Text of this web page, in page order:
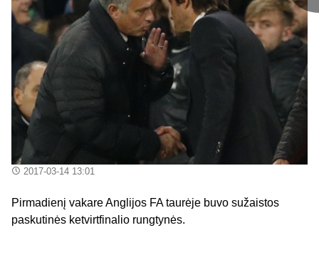
2017-03-14 13:01
Pirmadienį vakare Anglijos FA taurėje buvo sužaistos
paskutinės ketvirtfinalio rungtynės.